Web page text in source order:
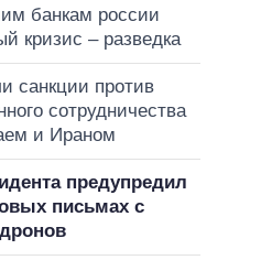
банкам россии
кризис – разведка
санкции против
сотрудничества
и Ираном
предупредил
письмах с